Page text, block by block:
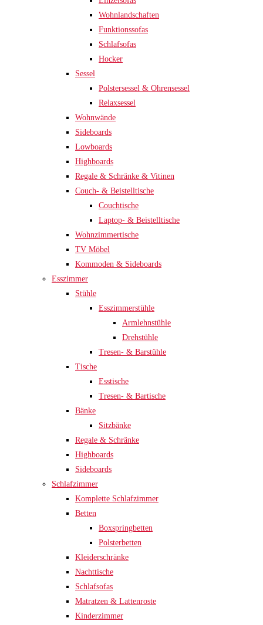
Wohnlandschaften
Funktionssofas
Schlafsofas
Hocker
Sessel
Polstersessel & Ohrensessel
Relaxsessel
Wohnwände
Sideboards
Lowboards
Highboards
Regale & Schränke & Vitinen
Couch- & Beistelltische
Couchtische
Laptop- & Beistelltische
Wohnzimmertische
TV Möbel
Kommoden & Sideboards
Esszimmer
Stühle
Esszimmerstühle
Armlehnstühle
Drehstühle
Tresen- & Barstühle
Tische
Esstische
Tresen- & Bartische
Bänke
Sitzbänke
Regale & Schränke
Highboards
Sideboards
Schlafzimmer
Komplette Schlafzimmer
Betten
Boxspringbetten
Polsterbetten
Kleiderschränke
Nachttische
Schlafsofas
Matratzen & Lattenroste
Kinderzimmer